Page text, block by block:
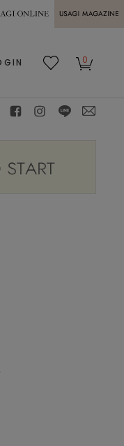
地方を震源とする地震の影響に
MAGAZINE
0